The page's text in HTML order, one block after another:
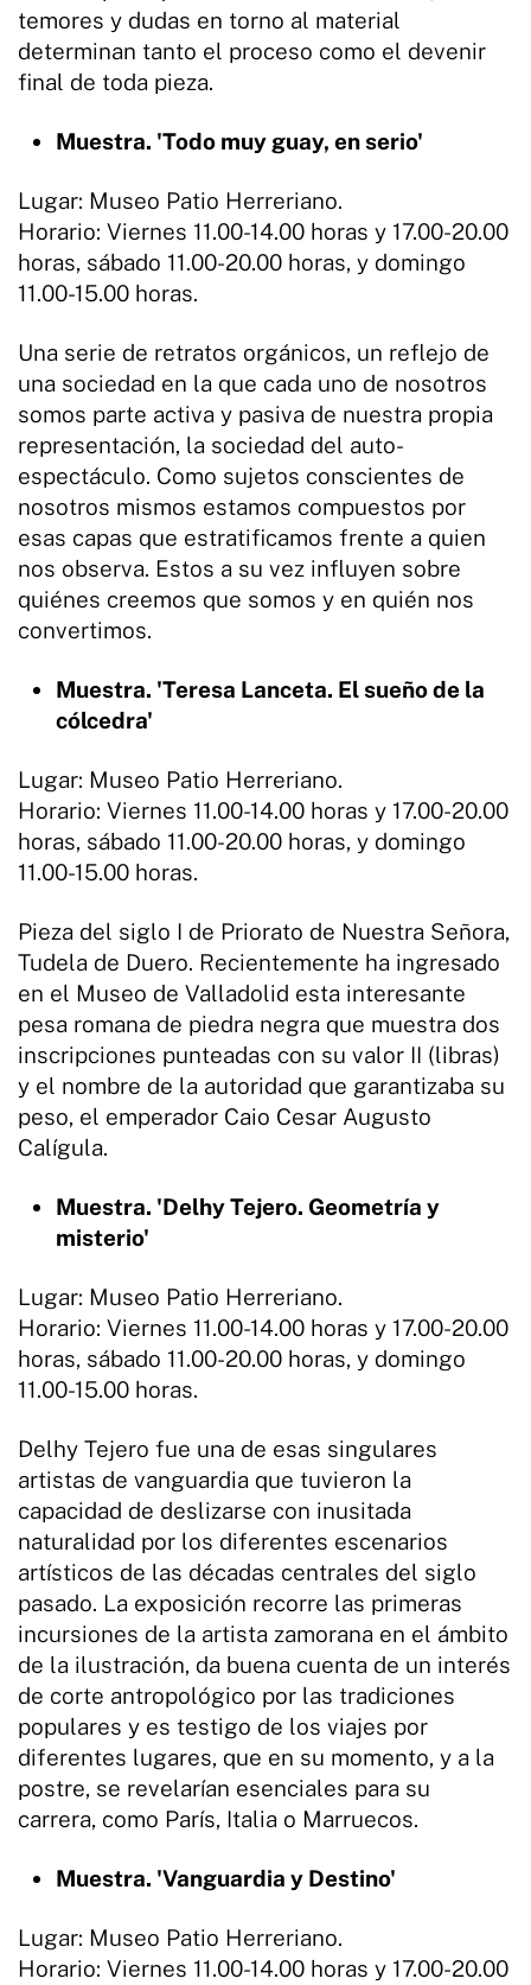
temores y dudas en torno al material
determinan tanto el proceso como el devenir
final de toda pieza.
Muestra. 'Todo muy guay, en serio'
Lugar: Museo Patio Herreriano.
Horario: Viernes 11.00-14.00 horas y 17.00-20.00
horas, sábado 11.00-20.00 horas, y domingo
11.00-15.00 horas.
Una serie de retratos orgánicos, un reflejo de
una sociedad en la que cada uno de nosotros
somos parte activa y pasiva de nuestra propia
representación, la sociedad del auto-
espectáculo. Como sujetos conscientes de
nosotros mismos estamos compuestos por
esas capas que estratificamos frente a quien
nos observa. Estos a su vez influyen sobre
quiénes creemos que somos y en quién nos
convertimos.
Muestra. 'Teresa Lanceta. El sueño de la
cólcedra'
Lugar: Museo Patio Herreriano.
Horario: Viernes 11.00-14.00 horas y 17.00-20.00
horas, sábado 11.00-20.00 horas, y domingo
11.00-15.00 horas.
Pieza del siglo I de Priorato de Nuestra Señora,
Tudela de Duero. Recientemente ha ingresado
en el Museo de Valladolid esta interesante
pesa romana de piedra negra que muestra dos
inscripciones punteadas con su valor II (libras)
y el nombre de la autoridad que garantizaba su
peso, el emperador Caio Cesar Augusto
Calígula.
Muestra. 'Delhy Tejero. Geometría y
misterio'
Lugar: Museo Patio Herreriano.
Horario: Viernes 11.00-14.00 horas y 17.00-20.00
horas, sábado 11.00-20.00 horas, y domingo
11.00-15.00 horas.
Delhy Tejero fue una de esas singulares
artistas de vanguardia que tuvieron la
capacidad de deslizarse con inusitada
naturalidad por los diferentes escenarios
artísticos de las décadas centrales del siglo
pasado. La exposición recorre las primeras
incursiones de la artista zamorana en el ámbito
de la ilustración, da buena cuenta de un interés
de corte antropológico por las tradiciones
populares y es testigo de los viajes por
diferentes lugares, que en su momento, y a la
postre, se revelarían esenciales para su
carrera, como París, Italia o Marruecos.
Muestra. 'Vanguardia y Destino'
Lugar: Museo Patio Herreriano.
Horario: Viernes 11.00-14.00 horas y 17.00-20.00